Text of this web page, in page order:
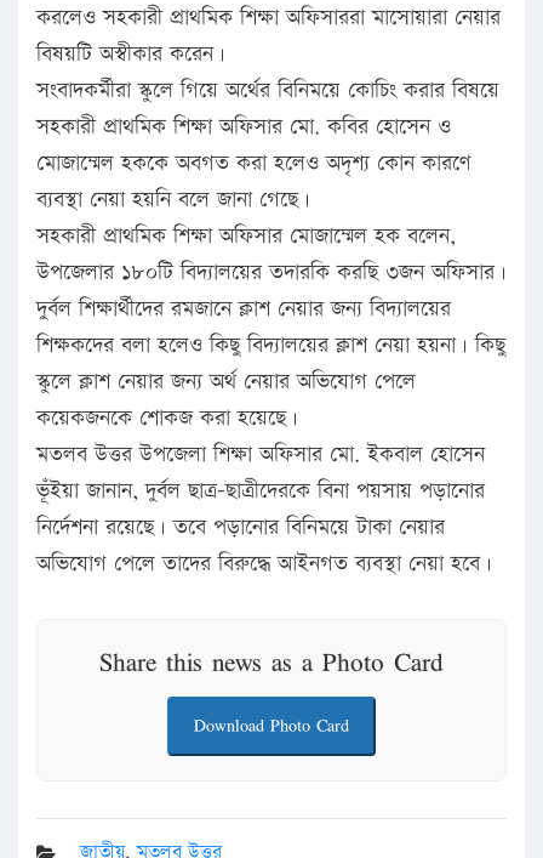
করলেও সহকারী প্রাথমিক শিক্ষা অফিসাররা মাসোয়ারা নেয়ার
বিষয়টি অস্বীকার করেন।
সংবাদকর্মীরা স্কুলে গিয়ে অর্থের বিনিময়ে কোচিং করার বিষয়ে
সহকারী প্রাথমিক শিক্ষা অফিসার মো. কবির হোসেন ও
মোজাম্মেল হককে অবগত করা হলেও অদৃশ্য কোন কারণে
ব্যবস্থা নেয়া হয়নি বলে জানা গেছে।
সহকারী প্রাথমিক শিক্ষা অফিসার মোজাম্মেল হক বলেন,
উপজেলার ১৮০টি বিদ্যালয়ের তদারকি করছি ৩জন অফিসার।
দুর্বল শিক্ষার্থীদের রমজানে ক্লাশ নেয়ার জন্য বিদ্যালয়ের
শিক্ষকদের বলা হলেও কিছু বিদ্যালয়ের ক্লাশ নেয়া হয়না। কিছু
স্কুলে ক্লাশ নেয়ার জন্য অর্থ নেয়ার অভিযোগ পেলে
কয়েকজনকে শোকজ করা হয়েছে।
মতলব উত্তর উপজেলা শিক্ষা অফিসার মো. ইকবাল হোসেন
ভূঁইয়া জানান, দুর্বল ছাত্র-ছাত্রীদেরকে বিনা পয়সায় পড়ানোর
নির্দেশনা রয়েছে। তবে পড়ানোর বিনিময়ে টাকা নেয়ার
অভিযোগ পেলে তাদের বিরুদ্ধে আইনগত ব্যবস্থা নেয়া হবে।
Share this news as a Photo Card
Download Photo Card
জাতীয়,মতলব উত্তর